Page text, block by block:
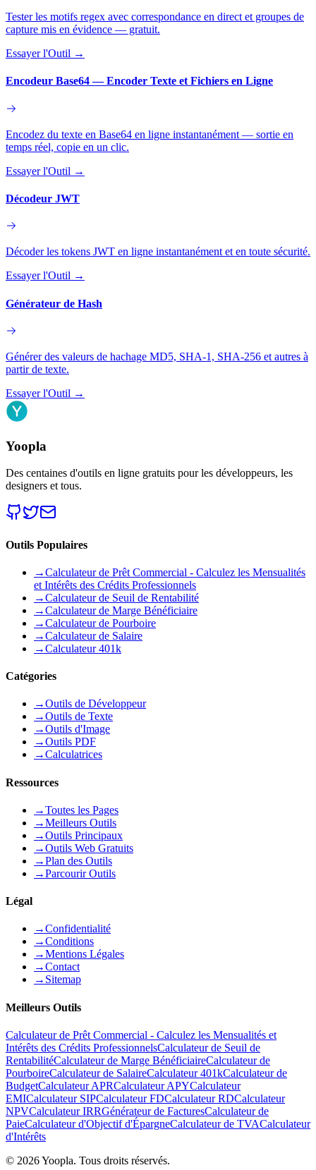
Tester les motifs regex avec correspondance en direct et groupes de
capture mis en évidence — gratuit.
Essayer l'Outil →
Encodeur Base64 — Encoder Texte et Fichiers en Ligne
Encodez du texte en Base64 en ligne instantanément — sortie en
temps réel, copie en un clic.
Essayer l'Outil →
Décodeur JWT
Décoder les tokens JWT en ligne instantanément et en toute sécurité.
Essayer l'Outil →
Générateur de Hash
Générer des valeurs de hachage MD5, SHA-1, SHA-256 et autres à
partir de texte.
Essayer l'Outil →
Yoopla
Des centaines d'outils en ligne gratuits pour les développeurs, les
designers et tous.
Outils Populaires
→Calculateur de Prêt Commercial - Calculez les Mensualités
et Intérêts des Crédits Professionnels
→Calculateur de Seuil de Rentabilité
→Calculateur de Marge Bénéficiaire
→Calculateur de Pourboire
→Calculateur de Salaire
→Calculateur 401k
Catégories
→Outils de Développeur
→Outils de Texte
→Outils d'Image
→Outils PDF
→Calculatrices
Ressources
→Toutes les Pages
→Meilleurs Outils
→Outils Principaux
→Outils Web Gratuits
→Plan des Outils
→Parcourir Outils
Légal
→Confidentialité
→Conditions
→Mentions Légales
→Contact
→ Sitemap
Meilleurs Outils
Calculateur de Prêt Commercial - Calculez les Mensualités et
Intérêts des Crédits ProfessionnelsCalculateur de Seuil de
RentabilitéCalculateur de Marge BénéficiaireCalculateur de
PourboireCalculateur de SalaireCalculateur 401kCalculateur de
BudgetCalculateur APRCalculateur APYCalculateur
EMICalculateur SIPCalculateur FDCalculateur RDCalculateur
NPVCalculateur IRRGénérateur de FacturesCalculateur de
PaieCalculateur d'Objectif d'ÉpargneCalculateur de TVACalculateur
d'Intérêts
© 2026Yoopla. Tous droits réservés.